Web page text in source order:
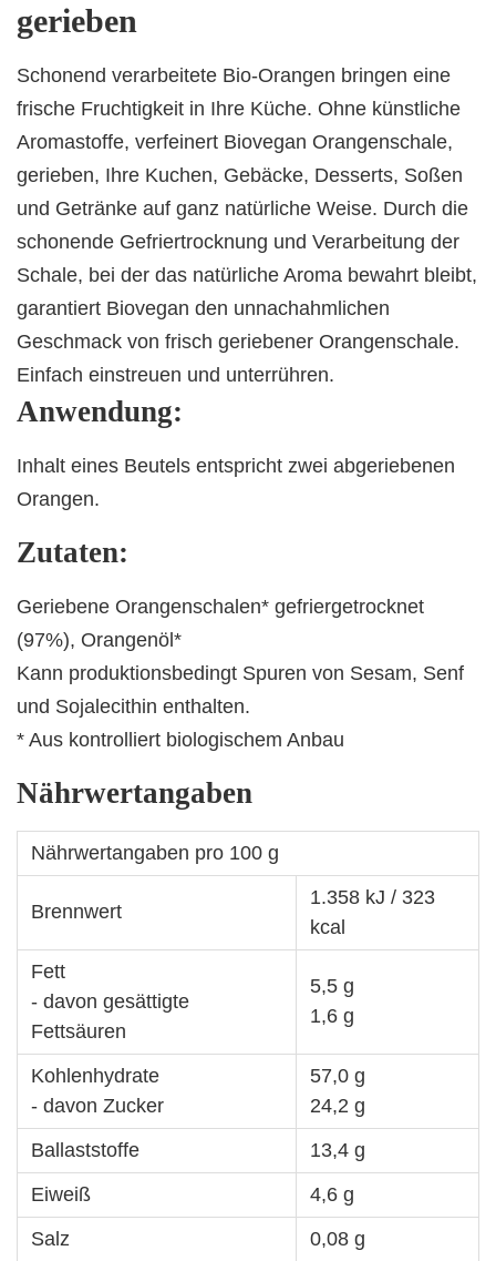
gerieben
Schonend verarbeitete Bio-Orangen bringen eine
frische Fruchtigkeit in Ihre Küche. Ohne künstliche
Aromastoffe, verfeinert Biovegan Orangenschale,
gerieben, Ihre Kuchen, Gebäcke, Desserts, Soßen
und Getränke auf ganz natürliche Weise. Durch die
schonende Gefriertrocknung und Verarbeitung der
Schale, bei der das natürliche Aroma bewahrt bleibt,
garantiert Biovegan den unnachahmlichen
Geschmack von frisch geriebener Orangenschale.
Einfach einstreuen und unterrühren.
Anwendung:
Inhalt eines Beutels entspricht zwei abgeriebenen
Orangen.
Zutaten:
Geriebene Orangenschalen* gefriergetrocknet
(97%), Orangenöl*
Kann produktionsbedingt Spuren von Sesam, Senf
und Sojalecithin enthalten.
* Aus kontrolliert biologischem Anbau
Nährwertangaben
Nährwertangaben pro 100 g
Brennwert
1.358 kJ / 323
kcal
Fett
- davon gesättigte
Fettsäuren
5,5 g
1,6 g
Kohlenhydrate
- davon Zucker
57,0 g
24,2 g
Ballaststoffe
13,4 g
Eiweiß
4,6 g
Salz
0,08 g